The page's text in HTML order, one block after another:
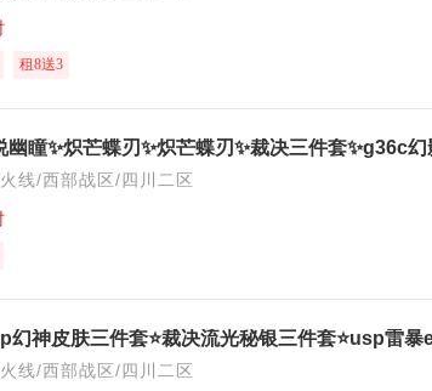
租8送3
线/西部战区/四川二区
线/西部战区/四川二区